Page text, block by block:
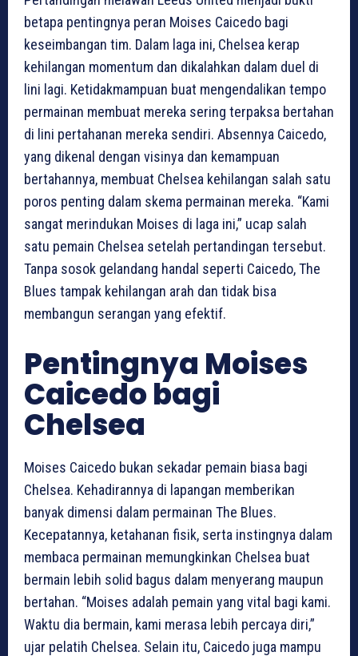
betapa pentingnya peran Moises Caicedo bagi
keseimbangan tim. Dalam laga ini, Chelsea kerap
kehilangan momentum dan dikalahkan dalam duel di
lini lagi. Ketidakmampuan buat mengendalikan tempo
permainan membuat mereka sering terpaksa bertahan
di lini pertahanan mereka sendiri. Absennya Caicedo,
yang dikenal dengan visinya dan kemampuan
bertahannya, membuat Chelsea kehilangan salah satu
poros penting dalam skema permainan mereka. “Kami
sangat merindukan Moises di laga ini,” ucap salah
satu pemain Chelsea setelah pertandingan tersebut.
Tanpa sosok gelandang handal seperti Caicedo, The
Blues tampak kehilangan arah dan tidak bisa
membangun serangan yang efektif.
Pentingnya Moises
Caicedo bagi
Chelsea
Moises Caicedo bukan sekadar pemain biasa bagi
Chelsea. Kehadirannya di lapangan memberikan
banyak dimensi dalam permainan The Blues.
Kecepatannya, ketahanan fisik, serta instingnya dalam
membaca permainan memungkinkan Chelsea buat
bermain lebih solid bagus dalam menyerang maupun
bertahan. “Moises adalah pemain yang vital bagi kami.
Waktu dia bermain, kami merasa lebih percaya diri,”
ujar pelatih Chelsea. Selain itu, Caicedo juga mampu